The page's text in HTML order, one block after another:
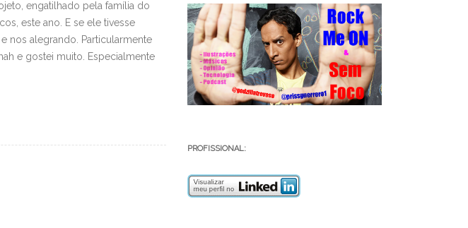
engatilhado pela família do
este ano. E se ele tivesse
nos alegrando. Particularmente
e gostei muito. Especialmente
PROFISSIONAL: